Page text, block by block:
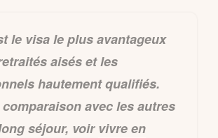
le visa le plus avantageux
aisés et les
hautement qualifiés.
avec les autres
séjour, voirvivre en